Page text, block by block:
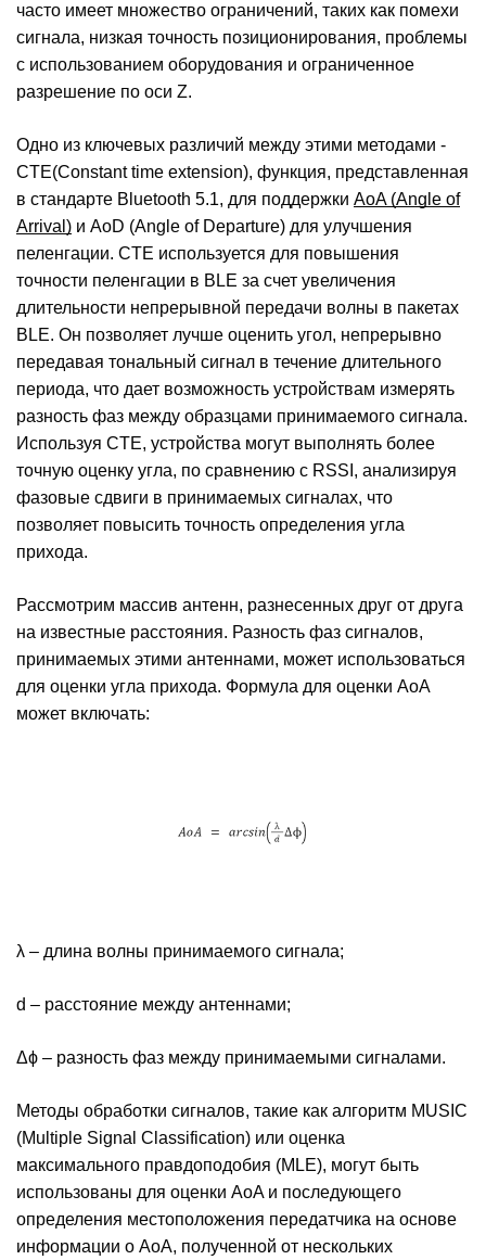
часто имеет множество ограничений, таких как помехи
сигнала, низкая точность позиционирования, проблемы
с использованием оборудования и ограниченное
разрешение по оси Z.
Одно из ключевых различий между этими методами -
CTE(Constant time extension), функция, представленная
в стандарте Bluetooth 5.1, для поддержки AoA (Angle of
Arrival) и AoD (Angle of Departure) для улучшения
пеленгации. CTE используется для повышения
точности пеленгации в BLE за счет увеличения
длительности непрерывной передачи волны в пакетах
BLE. Он позволяет лучше оценить угол, непрерывно
передавая тональный сигнал в течение длительного
периода, что дает возможность устройствам измерять
разность фаз между образцами принимаемого сигнала.
Используя CTE, устройства могут выполнять более
точную оценку угла, по сравнению с RSSI, анализируя
фазовые сдвиги в принимаемых сигналах, что
позволяет повысить точность определения угла
прихода.
Рассмотрим массив антенн, разнесенных друг от друга
на известные расстояния. Разность фаз сигналов,
принимаемых этими антеннами, может использоваться
для оценки угла прихода. Формула для оценки AoA
может включать:
λ – длина волны принимаемого сигнала;
d – расстояние между антеннами;
Δϕ – разность фаз между принимаемыми сигналами.
Методы обработки сигналов, такие как алгоритм MUSIC
(Multiple Signal Classification) или оценка
максимального правдоподобия (MLE), могут быть
использованы для оценки AoA и последующего
определения местоположения передатчика на основе
информации о AoA, полученной от нескольких